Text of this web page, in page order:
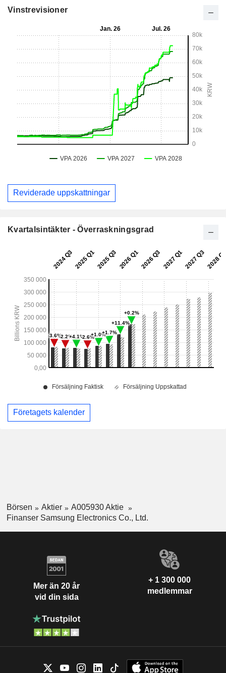
Vinstrevisioner
Reviderade uppskattningar
Kvartalsintäkter - Överraskningsgrad
Företagets kalender
Börsen Aktier
A005930 Aktie
Finanser Samsung Electronics Co., Ltd.
Mer än 20 år
vid din sida
+ 1 300 000
medlemmar